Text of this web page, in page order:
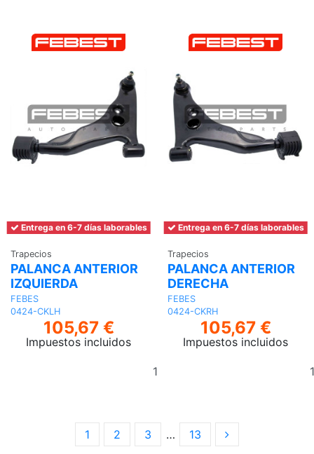
Entrega en 6-7 días laborables
Trapecios
PALANCA ANTERIOR
IZQUIERDA
FEBES
0424-CKLH
105,67 €
Impuestos incluidos
Entrega en 6-7 días laborables
Trapecios
PALANCA ANTERIOR
DERECHA
FEBES
0424-CKRH
105,67 €
Impuestos incluidos
1 2 3 … 13